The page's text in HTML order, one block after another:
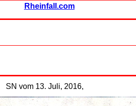
Rheinfall.com
SN vom 13. Juli, 2016,